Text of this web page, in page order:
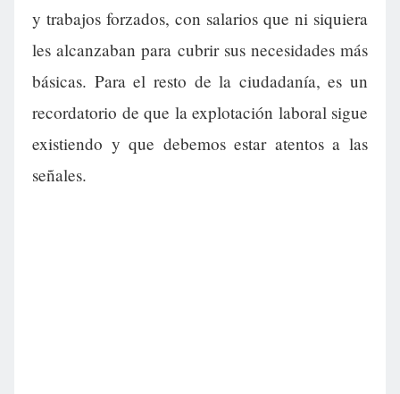
y trabajos forzados, con salarios que ni siquiera
les alcanzaban para cubrir sus necesidades más
básicas. Para el resto de la ciudadanía, es un
recordatorio de que la explotación laboral sigue
existiendo y que debemos estar atentos a las
señales.